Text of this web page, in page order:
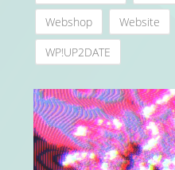
Webshop
Website
WP!UP2DATE